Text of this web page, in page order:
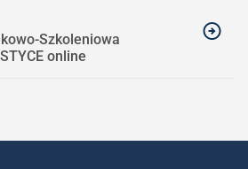
Szkoleniowa
online